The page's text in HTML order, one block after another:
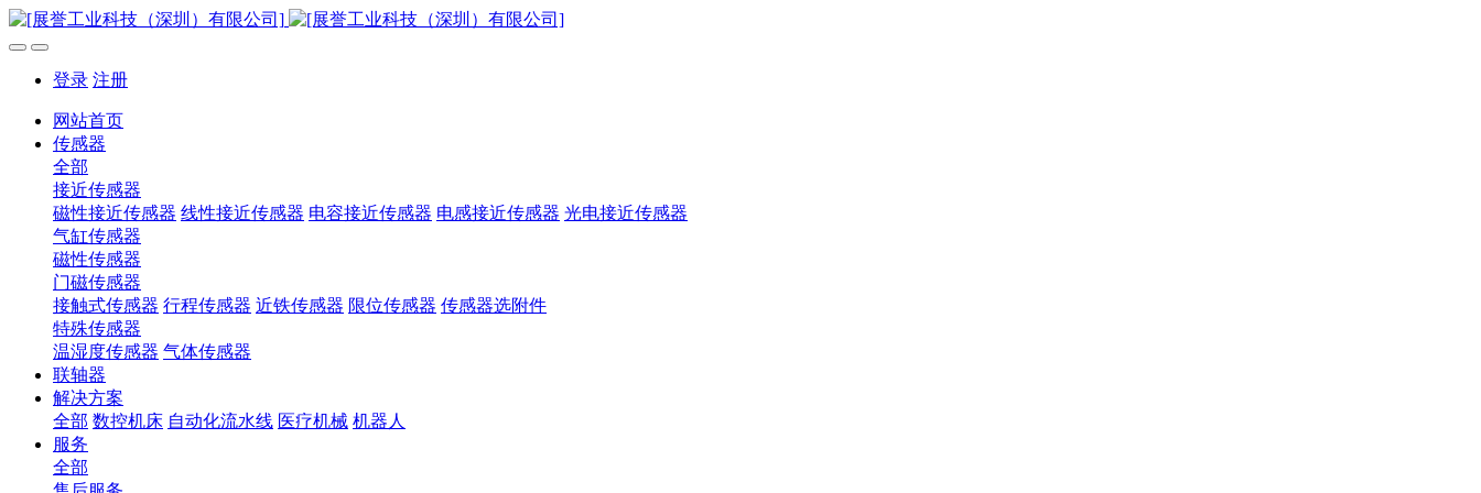
登录 注册
网站首页
传感器
全部
接近传感器
磁性接近传感器 线性接近传感器 电容接近传感器 电感接近传感器 光电接近传感器
气缸传感器
磁性传感器
门磁传感器
接触式传感器 行程传感器 近铁传感器 限位传感器 传感器选附件
特殊传感器
温湿度传感器 气体传感器
联轴器
解决方案
全部 数控机床 自动化流水线 医疗机械 机器人
服务
全部